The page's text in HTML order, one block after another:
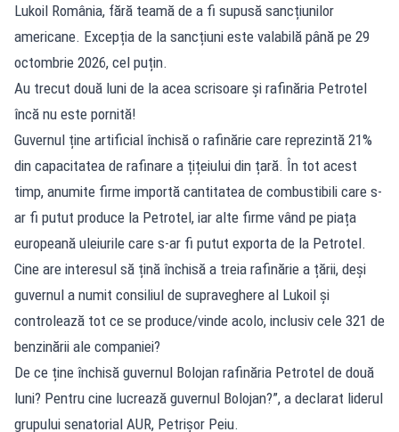
Lukoil România, fără teamă de a fi supusă sancțiunilor
americane. Excepția de la sancțiuni este valabilă până pe 29
octombrie 2026, cel puțin.
Au trecut două luni de la acea scrisoare și rafinăria Petrotel
încă nu este pornită!
Guvernul ține artificial închisă o rafinărie care reprezintă 21%
din capacitatea de rafinare a țițeiului din țară. În tot acest
timp, anumite firme importă cantitatea de combustibili care s-
ar fi putut produce la Petrotel, iar alte firme vând pe piața
europeană uleiurile care s-ar fi putut exporta de la Petrotel.
Cine are interesul să țină închisă a treia rafinărie a țării, deși
guvernul a numit consiliul de supraveghere al Lukoil și
controlează tot ce se produce/vinde acolo, inclusiv cele 321 de
benzinării ale companiei?
De ce ține închisă guvernul Bolojan rafinăria Petrotel de două
luni? Pentru cine lucrează guvernul Bolojan?”, a declarat liderul
grupului senatorial AUR, Petrișor Peiu.